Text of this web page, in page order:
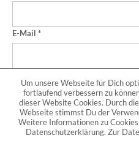
E-Mail *
Um unsere Webseite für Dich
fortlaufend verbessern zu
dieser Website Cookies. Durch
Webseite stimmst Du der
Weitere Informationen zu
Datenschutzerklärung. Zur